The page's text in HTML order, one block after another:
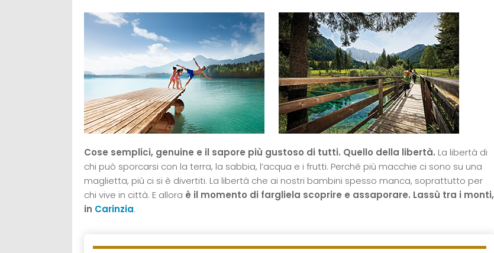
Cose semplici, genuine e il sapore più gustoso di tutti. Quello della libertà. La libertà di
chi può sporcarsi con la terra, la sabbia, l’acqua e i frutti. Perché più macchie ci sono su una
maglietta, più ci si è divertiti. La libertà che ai nostri bambini spesso manca, soprattutto per
chi vive in città. E allora è il momento di fargliela scoprire e assaporare. Lassù tra i monti,
in Carinzia.